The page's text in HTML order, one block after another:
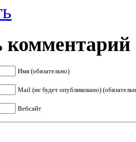
комментарий
Имя (обязательно)
Mail (не будет опубликовано)
Вебсайт